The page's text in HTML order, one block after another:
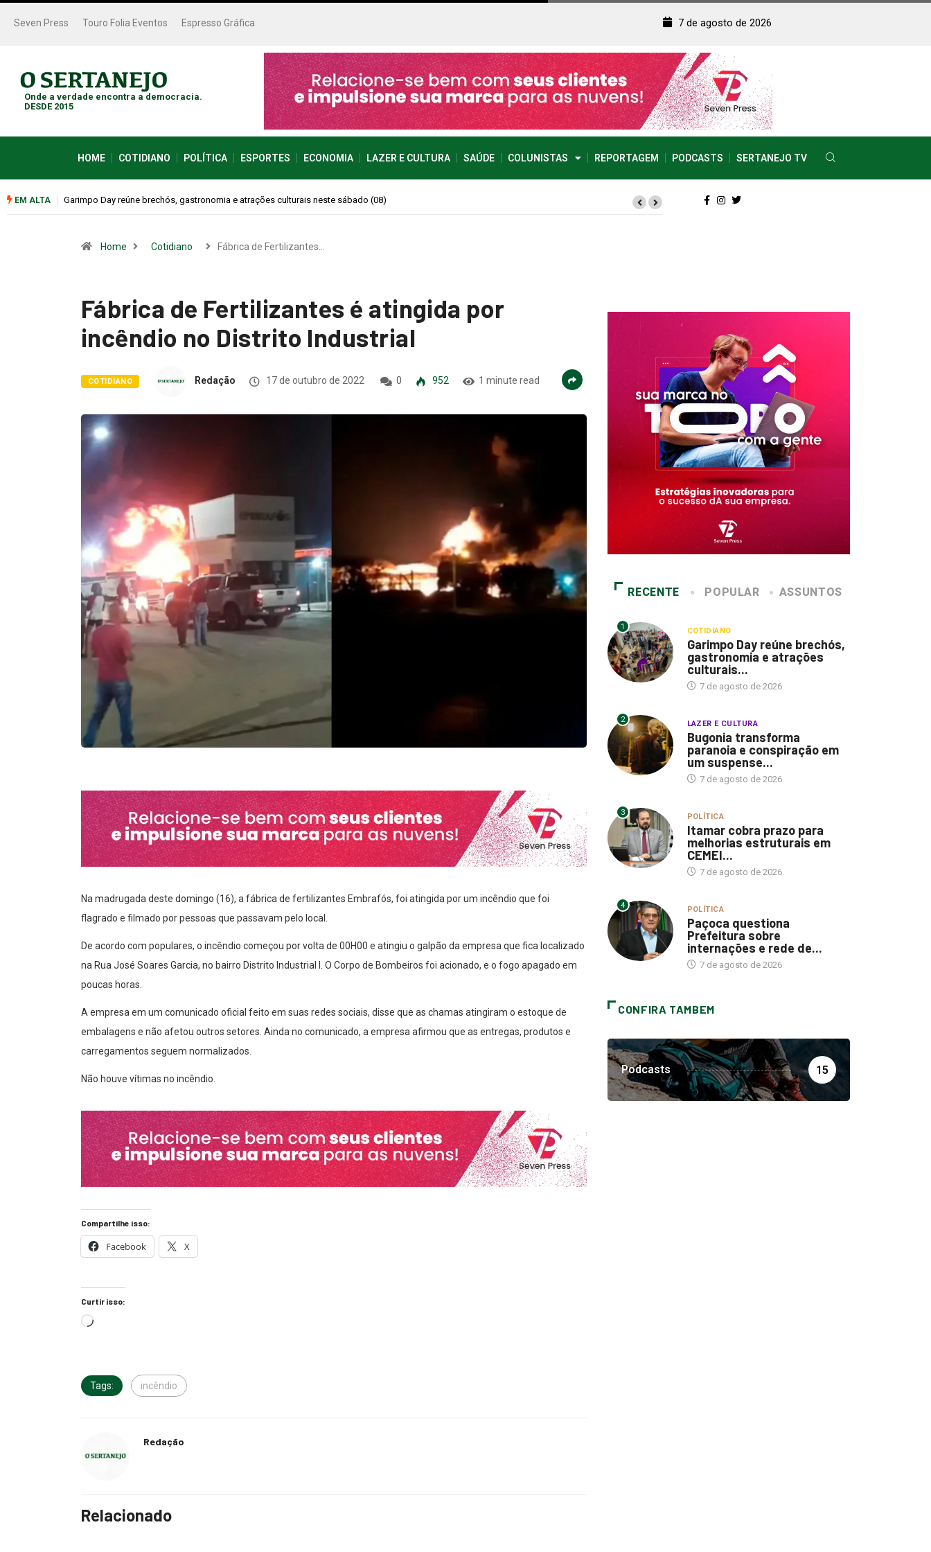
Seven Press Touro Folia Eventos Espresso Gráfica 7 de agosto de 2026
Onde a verdade encontra a democracia.
DESDE 2015
HOME COTIDIANO POLÍTICA ESPORTES ECONOMIA LAZER E CULTURA SAÚDE COLUNISTAS REPORTAGEM PODCASTS SERTANEJO TV
EM ALTA
sábado (08)Bugonia transforma paranoia e conspiração em um suspense imprevisível
Home Cotidiano Fábrica de Fertilizantes…
Fábrica de Fertilizantes é atingida por
incêndio no Distrito Industrial
COTIDIANO Redação 17 de outubro de 2022 0 952 1 minute read
Na madrugada deste domingo (16), a fábrica de fertilizantes Embrafós, foi atingida por um incêndio que foi
flagrado e filmado por pessoas que passavam pelo local.
De acordo com populares, o incêndio começou por volta de 00H00 e atingiu o galpão da empresa que fica localizado
na Rua José Soares Garcia, no bairro Distrito Industrial I. O Corpo de Bombeiros foi acionado, e o fogo apagado em
poucas horas.
A empresa em um comunicado oficial feito em suas redes sociais, disse que as chamas atingiram o estoque de
embalagens e não afetou outros setores. Ainda no comunicado, a empresa afirmou que as entregas, produtos e
carregamentos seguem normalizados.
Não houve vítimas no incêndio.
Compartilhe isso:
Facebook X
Curtir isso:
Tags: incêndio
Redação
Relacionado
RECENTE POPULAR ASSUNTOS
1 COTIDIANO
Garimpo Day reúne brechós,
gastronomia e atrações
culturais...
7 de agosto de 2026
2 LAZER E CULTURA
Bugonia transforma
paranoia e conspiração em
um suspense...
7 de agosto de 2026
3 POLÍTICA
Itamar cobra prazo para
melhorias estruturais em
CEMEI...
7 de agosto de 2026
4 POLÍTICA
Paçoca questiona
Prefeitura sobre
internações e rede de...
7 de agosto de 2026
CONFIRA TAMBEM
Podcasts 15